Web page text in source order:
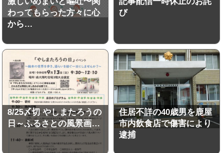
わってもらった方々に心
から…
び
8/25〆切 やしまたろうの
日～ふるさとの風景画…
住居不詳の40歳男を鹿屋
市内飲食店で傷害により
逮捕